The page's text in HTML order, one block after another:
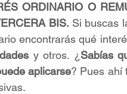
ORDINARIO O
BIS. Si buscas
encontrarás qué
y otros. ¿ Sabías
aplicarse? Pues ahí